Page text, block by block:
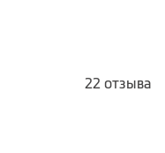
22 отзыва